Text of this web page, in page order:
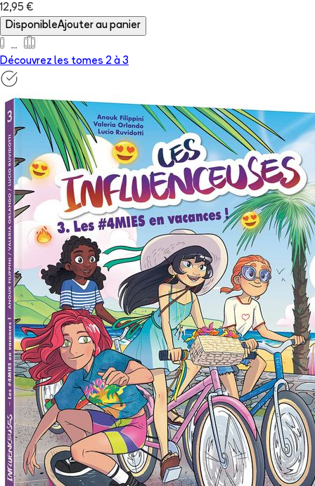
12,95 €
DisponibleAjouter au panier
Découvrez les tomes 2 à 3